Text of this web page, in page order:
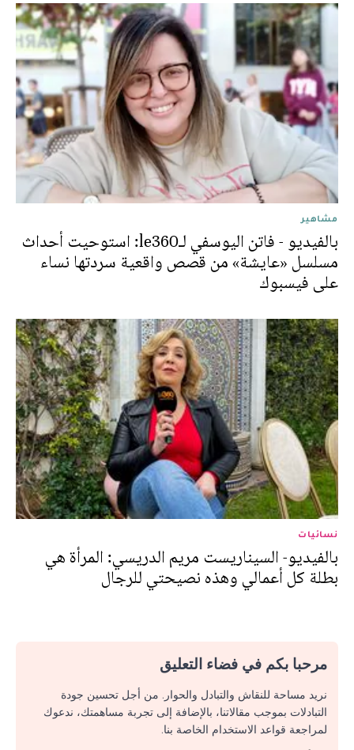
مشاهير
بالفيديو - فاتن اليوسفي لـle360: استوحيت أحداث
مسلسل «عايشة» من قصص واقعية سردتها نساء
على فيسبوك
نسائيات
بالفيديو- السيناريست مريم الدريسي: المرأة هي
بطلة كل أعمالي وهذه نصيحتي للرجال
مرحبا بكم في فضاء التعليق
نريد مساحة للنقاش والتبادل والحوار. من أجل تحسين جودة
التبادلات بموجب مقالاتنا، بالإضافة إلى تجربة مساهمتك، ندعوك
لمراجعة قواعد الاستخدام الخاصة بنا.